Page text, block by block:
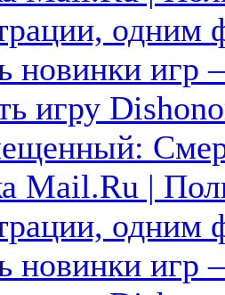
одним
новинки
игру
Mail.Ru |
одним
новинки